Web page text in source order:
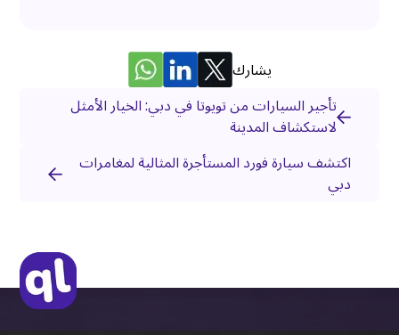
يشارك
تأجير السيارات من تويوتا في دبي: الخيار الأمثل
لاستكشاف المدينة
اكتشف سيارة فورد المستأجرة المثالية لمغامرات
دبي